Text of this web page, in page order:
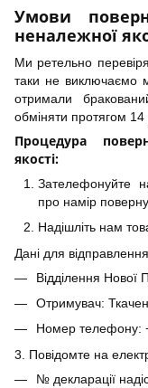
Умови
неналежної
Ми ретельно
таки не виключаємо
отримали
обміняти протягом 14
Процедура
якості:
Зателефонуйте
про намір
Надішліть нам
Дані для
Відділення
Отримувач:
Номер телефону:
3. Повідомте на
№ декларації